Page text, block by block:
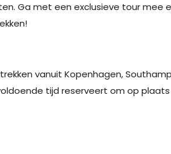
Ga met een exclusieve tour mee
vanuit Kopenhagen,
tijd reserveert om op